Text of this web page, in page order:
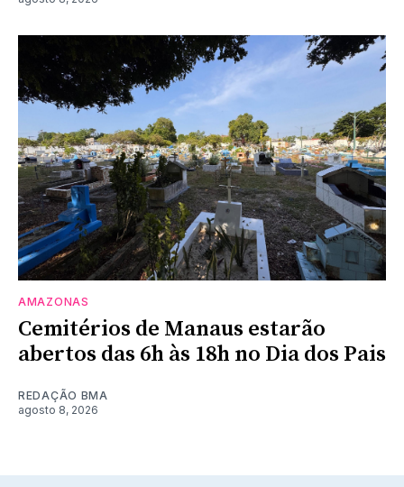
AMAZONAS
Cemitérios de Manaus estarão
abertos das 6h às 18h no Dia dos Pais
REDAÇÃO BMA
agosto 8, 2026